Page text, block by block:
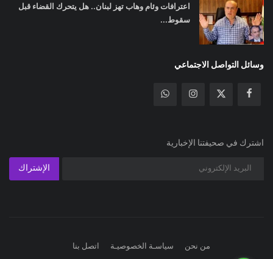
اعترافات وئام وهاب تهز لبنان.. هل يتحرك القضاء قبل
سقوط...
وسائل التواصل الاجتماعي
اشترك في صحيفتنا الإخبارية
الإشتراك
من نحن سياسـة الخصوصيـة اتصل بنا